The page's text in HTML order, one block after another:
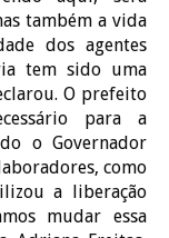
também a vida
dos agentes
tem sido uma
O prefeito
para a
o Governador
como
a liberação
mudar essa